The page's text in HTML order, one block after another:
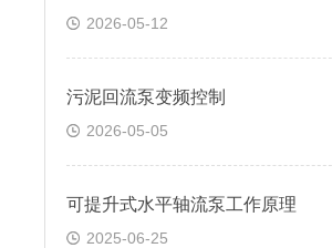
2026-05-12
污泥回流泵变频控制
2026-05-05
可提升式水平轴流泵工作原理
2025-06-25